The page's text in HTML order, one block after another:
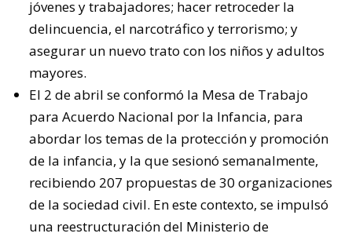
jóvenes y trabajadores; hacer retroceder la
delincuencia, el narcotráfico y terrorismo; y
asegurar un nuevo trato con los niños y adultos
mayores.
El 2 de abril se conformó la Mesa de Trabajo
para Acuerdo Nacional por la Infancia, para
abordar los temas de la protección y promoción
de la infancia, y la que sesionó semanalmente,
recibiendo 207 propuestas de 30 organizaciones
de la sociedad civil. En este contexto, se impulsó
una reestructuración del Ministerio de